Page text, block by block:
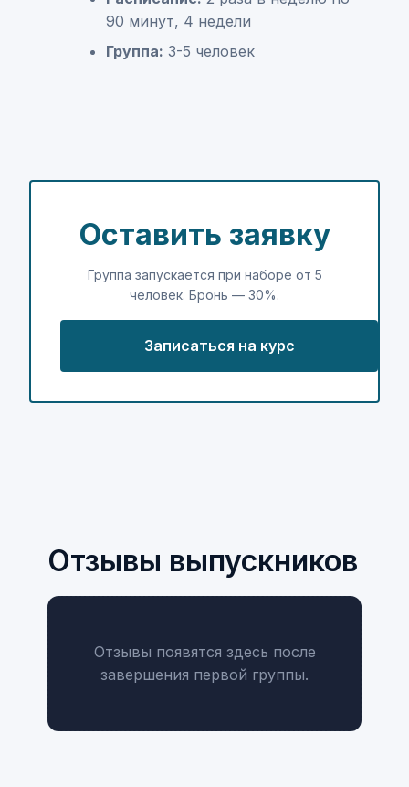
90 минут, 4 недели
Группа: 3-5 человек
Оставить заявку
Группа запускается при наборе от 5
человек. Бронь — 30%.
Записаться на курс
Отзывы выпускников
Отзывы появятся здесь после
завершения первой группы.